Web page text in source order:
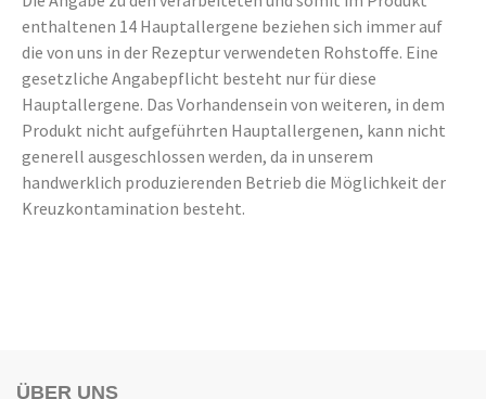
enthaltenen 14 Hauptallergene beziehen sich immer auf
die von uns in der Rezeptur verwendeten Rohstoffe. Eine
gesetzliche Angabepflicht besteht nur für diese
Hauptallergene. Das Vorhandensein von weiteren, in dem
Produkt nicht aufgeführten Hauptallergenen, kann nicht
generell ausgeschlossen werden, da in unserem
handwerklich produzierenden Betrieb die Möglichkeit der
Kreuzkontamination besteht.
ÜBER UNS